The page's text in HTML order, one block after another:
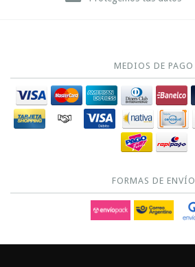
MEDIOS DE PAGO
FORMAS DE ENVÍO